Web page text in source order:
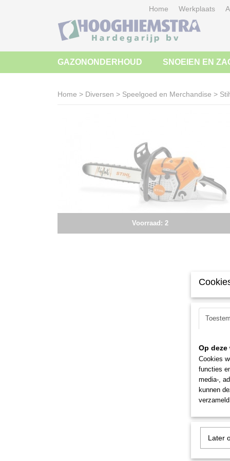
Home Werkplaats
GAZONONDERHOUD SNOEIEN EN
Home > Diversen > Speelgoed en Merchandise >
Voorraad: 2
Op
Cookies
functies
media-,
kunnen
Later